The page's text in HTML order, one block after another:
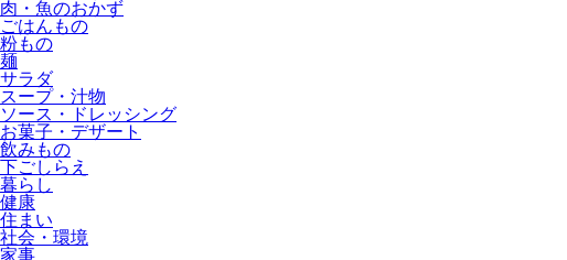
肉・魚のおかず
ごはんもの
粉もの
麺
サラダ
スープ・汁物
ソース・ドレッシング
お菓子・デザート
飲みもの
下ごしらえ
暮らし
健康
住まい
社会・環境
家事